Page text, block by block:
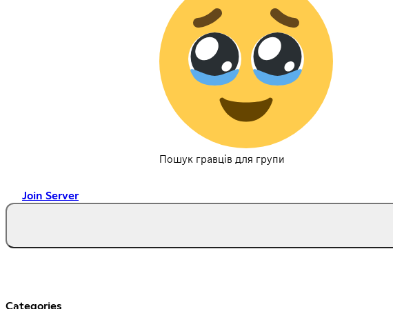
Пошук гравців для групи
Join Server
Categories